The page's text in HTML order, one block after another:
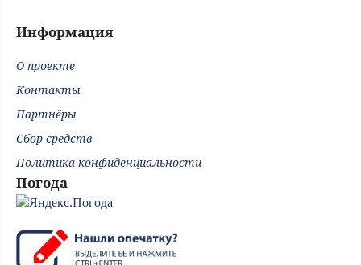
Информация
О проекте
Контакты
Партнёры
Сбор средств
Политика конфиденциальности
Погода